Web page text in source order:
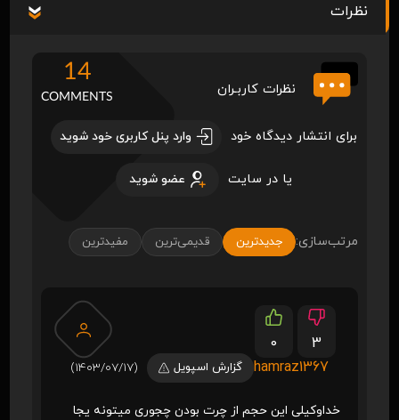
نظرات
نظرات کاربـران
14
COMMENTS
برای انتشار دیدگاه خود وارد پنل کاربری خود شوید
یا در سایت عضو شوید
مرتب‌سازی: جدیدترین قدیمی‌ترین مفیدترین
0
3
hamraz1367
گزارش اسپویل (1403/07/17)
خداوکیلی این حجم از چرت بودن چجوری میتونه یجا